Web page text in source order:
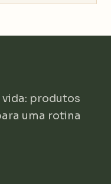
vida: produtos
uma rotina